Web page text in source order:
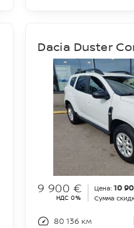
Dacia Duster
9 900 €
НДС 0%
Цена: 10
Сумма
80 136 км